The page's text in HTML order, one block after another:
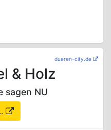
dueren-city.de
& Holz
sagen NU